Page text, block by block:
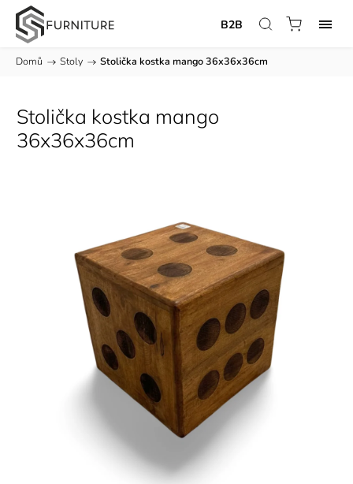
B2B
Domů / Stoly / Stolička kostka mango 36x36x36cm
Stolička kostka mango
36x36x36cm